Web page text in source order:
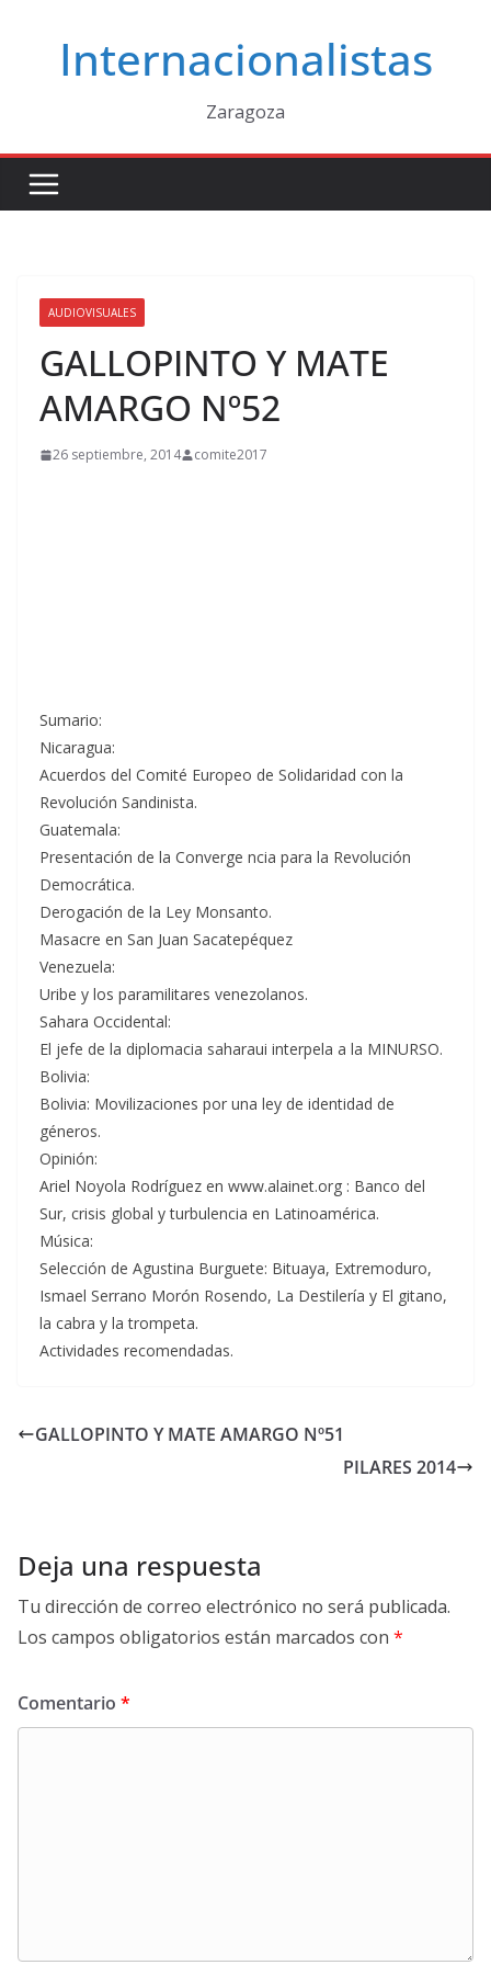
contenidoInternacionalistas
Zaragoza
AUDIOVISUALES
GALLOPINTO Y MATE
AMARGO Nº52
26 septiembre, 2014 comite2017
Sumario:
Nicaragua:
Acuerdos del Comité Europeo de Solidaridad con la
Revolución Sandinista.
Guatemala:
Presentación de la Converge ncia para la Revolución
Democrática.
Derogación de la Ley Monsanto.
Masacre en San Juan Sacatepéquez
Venezuela:
Uribe y los paramilitares venezolanos.
Sahara Occidental:
El jefe de la diplomacia saharaui interpela a la MINURSO.
Bolivia:
Bolivia: Movilizaciones por una ley de identidad de
géneros.
Opinión:
Ariel Noyola Rodríguez en www.alainet.org : Banco del
Sur, crisis global y turbulencia en Latinoamérica.
Música:
Selección de Agustina Burguete: Bituaya, Extremoduro,
Ismael Serrano Morón Rosendo, La Destilería y El gitano,
la cabra y la trompeta.
Actividades recomendadas.
GALLOPINTO Y MATE AMARGO Nº51
PILARES 2014
Deja una respuesta
Tu dirección de correo electrónico no será publicada.
Los campos obligatorios están marcados con *
Comentario *